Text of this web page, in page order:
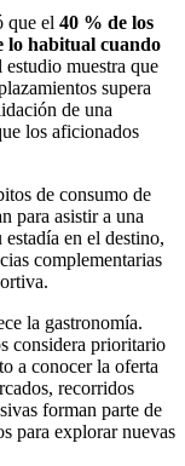
que el 40 % de los
lo habitual cuando
estudio muestra que
supera
de una
los aficionados
de consumo de
para asistir a una
en el destino,
complementarias
la gastronomía.
considera prioritario
a conocer la oferta
recorridos
forman parte de
para explorar nuevas